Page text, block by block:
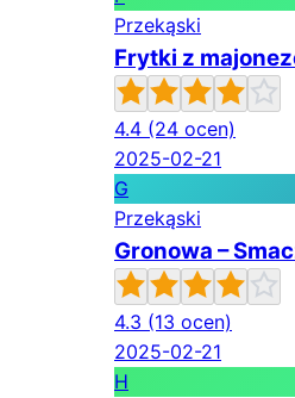
Przekąski
Frytki z
4.4 (24 ocen)
2025-02-21
G
Przekąski
Gronowa –
4.3 (13 ocen)
2025-02-21
H